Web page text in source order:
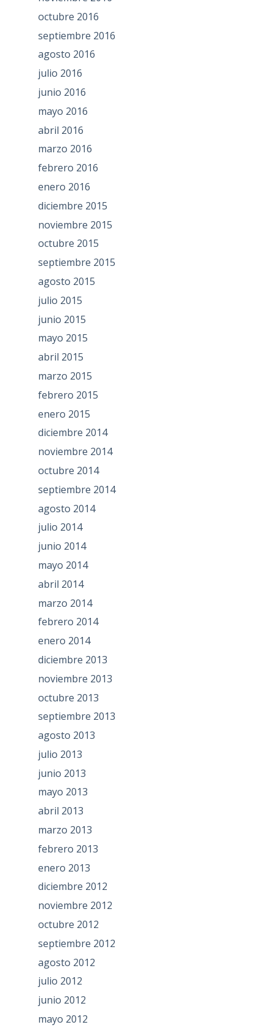
octubre 2016
septiembre 2016
agosto 2016
julio 2016
junio 2016
mayo 2016
abril 2016
marzo 2016
febrero 2016
enero 2016
diciembre 2015
noviembre 2015
octubre 2015
septiembre 2015
agosto 2015
julio 2015
junio 2015
mayo 2015
abril 2015
marzo 2015
febrero 2015
enero 2015
diciembre 2014
noviembre 2014
octubre 2014
septiembre 2014
agosto 2014
julio 2014
junio 2014
mayo 2014
abril 2014
marzo 2014
febrero 2014
enero 2014
diciembre 2013
noviembre 2013
octubre 2013
septiembre 2013
agosto 2013
julio 2013
junio 2013
mayo 2013
abril 2013
marzo 2013
febrero 2013
enero 2013
diciembre 2012
noviembre 2012
octubre 2012
septiembre 2012
agosto 2012
julio 2012
junio 2012
mayo 2012